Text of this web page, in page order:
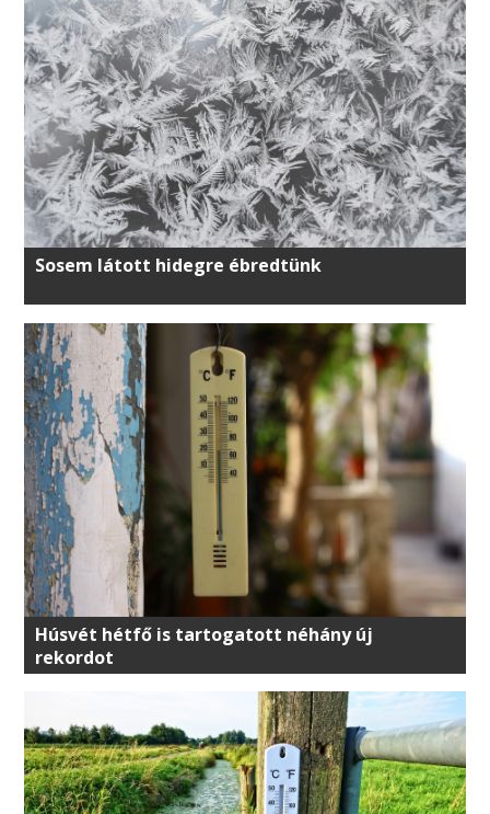
Sosem látott hidegre ébredtünk
Húsvét hétfő is tartogatott néhány új
rekordot